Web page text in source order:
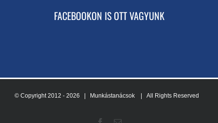
FACEBOOKON IS OTT VAGYUNK
© Copyright 2012 - 2026 | Munkástanácsok | All Rights Reserved